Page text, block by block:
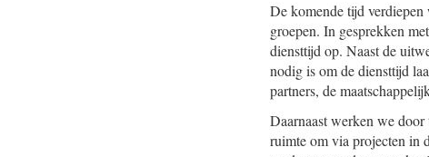
De komende tijd
groepen. In gesprekken
diensttijd op. Naast de
nodig is om de diensttijd
partners, de
Daarnaast werken we
ruimte om via projecten in